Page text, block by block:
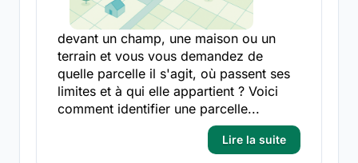
devant un champ, une maison ou un
terrain et vous vous demandez de
quelle parcelle il s'agit, où passent ses
limites et à qui elle appartient ? Voici
comment identifier une parcelle...
Lire la suite